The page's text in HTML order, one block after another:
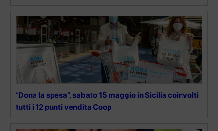
“Dona la spesa”, sabato 15 maggio in Sicilia coinvolti
tutti i 12 punti vendita Coop